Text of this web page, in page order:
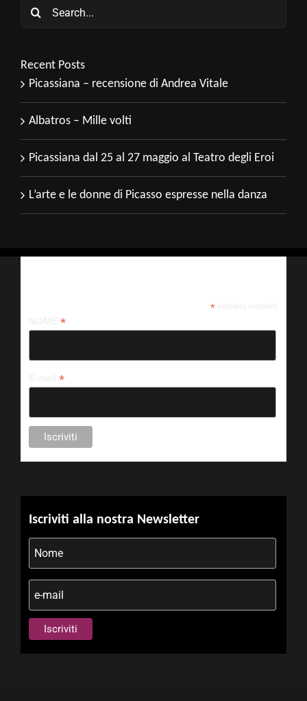
Search
Recent Posts
Picassiana – recensione di Andrea Vitale
Albatros – Mille volti
Picassiana dal 25 al 27 maggio al Teatro degli Eroi
L’arte e le donne di Picasso espresse nella danza
*indicates required
*
*
Iscriviti alla nostra Newsletter